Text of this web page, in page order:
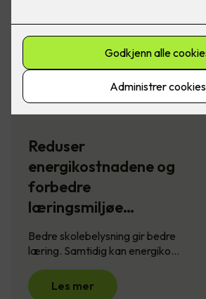
Reduser
energikostnadene og
forbedre
læringsmiljøe…
Bedre skolebelysning gir bedre
læring. Samtidig kan energiko…
Les mer